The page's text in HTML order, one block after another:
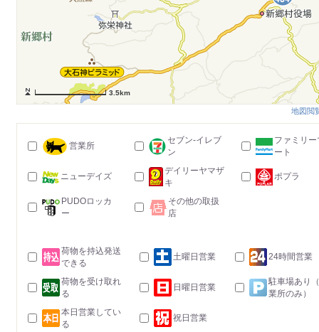
3.5km
地図閲
営業所
セブン-イレブ
ン
ファミリー
ート
ニューデイズ
デイリーヤマザ
キ
ポプラ
PUDOロッカ
ー
その他の取扱
店
荷物を持込発送
できる
土曜日営業 24時間営業
荷物を受け取れ
る
日曜日営業
駐車場あり
業所のみ）
本日営業してい
る
祝日営業